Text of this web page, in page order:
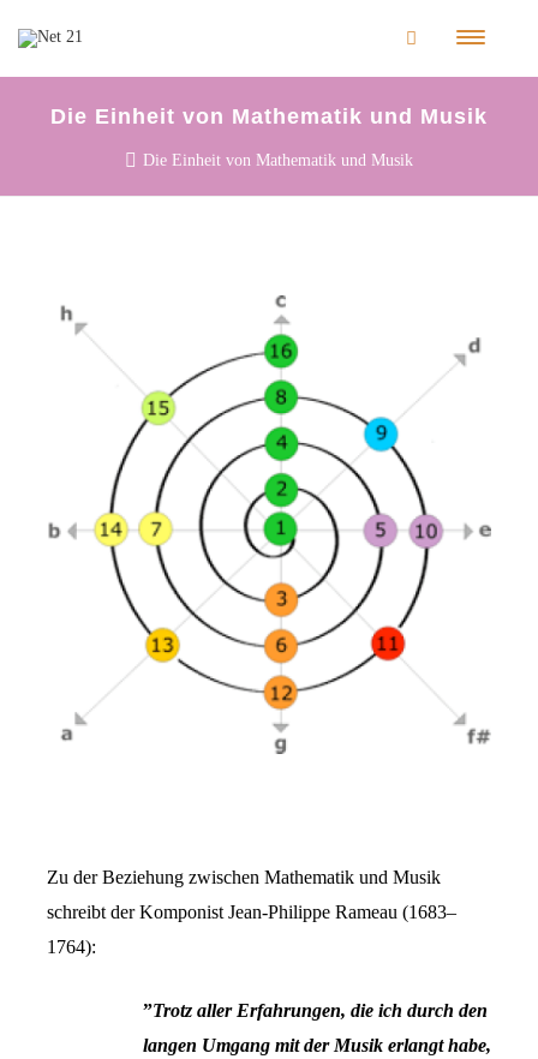
Die Einheit von Mathematik und Musik
Die Einheit von Mathematik und Musik
Zu der Beziehung zwischen Mathematik und Musik
schreibt der Komponist Jean-Philippe Rameau (1683–
1764):
”Trotz aller Erfahrungen, die ich durch den
langen Umgang mit der Musik erlangt habe,